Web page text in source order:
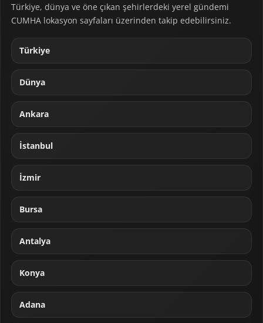
Türkiye, dünya ve öne çıkan şehirlerdeki yerel gündemi
CUMHA lokasyon sayfaları üzerinden takip edebilirsiniz.
Türkiye
Dünya
Ankara
İstanbul
İzmir
Bursa
Antalya
Konya
Adana